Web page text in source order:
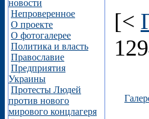
новости
Непроверенное
О проекте
О фотогалерее
Политика и власть
Православие
Предприятия
Украины
Протесты Людей
против нового
мирового концлагеря
[<